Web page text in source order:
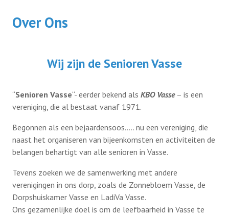
Over Ons
Wij zijn de Senioren Vasse
“Senioren Vasse“- eerder bekend als KBO Vasse– is een
vereniging, die al bestaat vanaf 1971.
Begonnen als een bejaardensoos….. nu een vereniging, die
naast het organiseren van bijeenkomsten en activiteiten de
belangen behartigt van alle senioren in Vasse.
Tevens zoeken we de samenwerking met andere
verenigingen in ons dorp, zoals de Zonnebloem Vasse, de
Dorpshuiskamer Vasse en LadiVa Vasse.
Ons gezamenlijke doel is om de leefbaarheid in Vasse te